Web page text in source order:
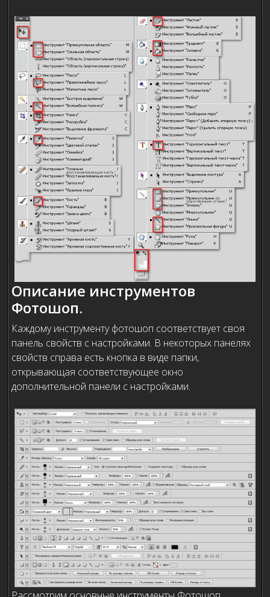
Описание инструментов
Фотошоп.
Каждому инструменту фотошоп соответствует своя
панель свойств с настройками. В некоторых панелях
свойств справа есть кнопка в виде папки,
открывающая соответствующее окно
дополнительной панели с настройками.